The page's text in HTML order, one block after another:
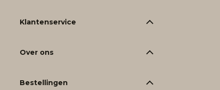
Klantenservice
Over ons
Bestellingen